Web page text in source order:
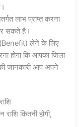
लाभ प्राप्त करना
सकते है।
लेने के लिए
होगा कि आपका जिला
जानकारी आप अपने
कितनी होगी,